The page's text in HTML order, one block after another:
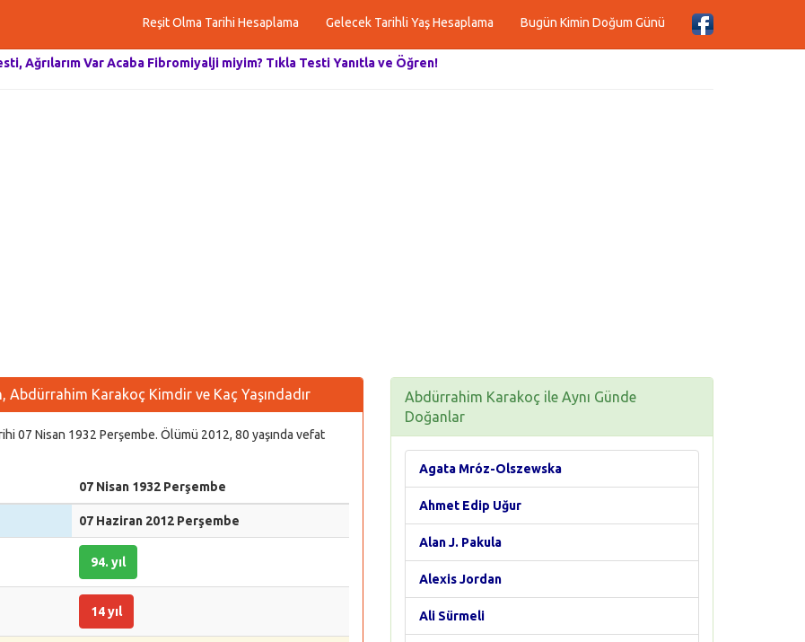
Reşit Olma Tarihi Hesaplama Gelecek Tarihli Yaş Hesaplama Bugün Kimin Doğum Günü
Ağrılarım Var Acaba Fibromiyalji miyim? Tıkla Testi Yanıtla ve Öğren!
Karakoç Kimdir ve Kaç Yaşındadır
07 Nisan 1932 Perşembe. Ölümü 2012, 80 yaşında vefat
07 Nisan 1932 Perşembe
07 Haziran 2012 Perşembe
94. yıl
14 yıl
Abdürrahim Karakoç ile Aynı Günde
Doğanlar
Agata Mróz-Olszewska
Ahmet Edip Uğur
Alan J. Pakula
Alexis Jordan
Ali Sürmeli